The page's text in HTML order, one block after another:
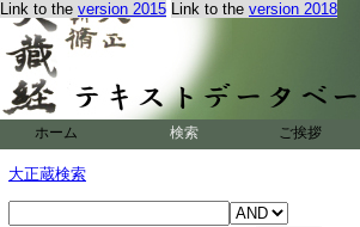
Link to the version 2015 Link to the version 2018
ホーム 検索 ご挨拶
大正蔵検索